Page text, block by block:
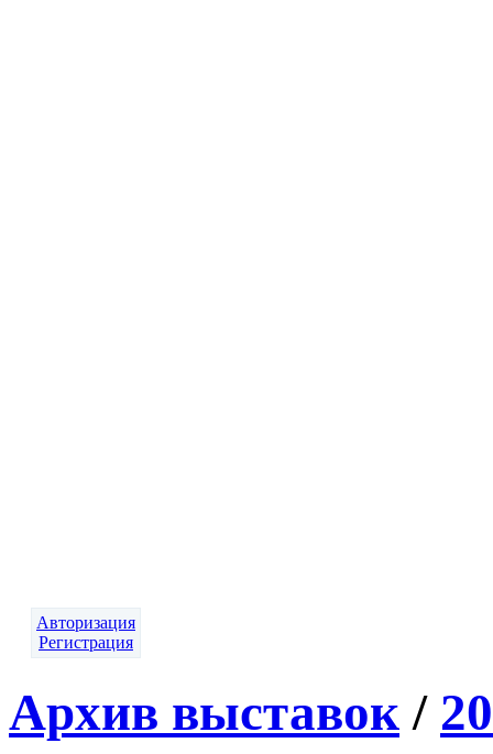
Авторизация
Регистрация
Архив выставок /